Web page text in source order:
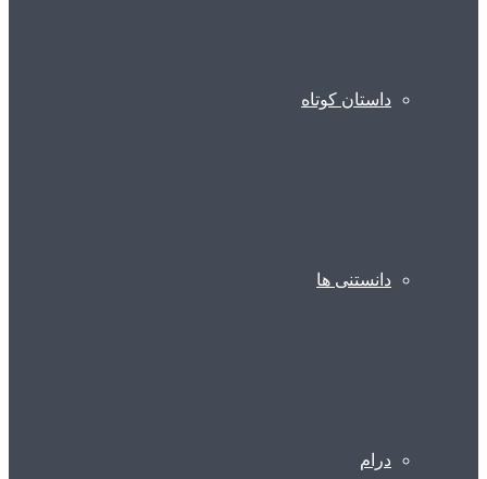
داستان کوتاه
دانستنی ها
درام